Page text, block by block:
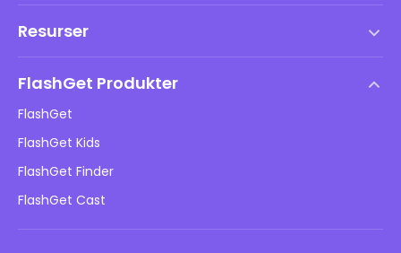
DMCA-policy
Integritetspolicy
Reklampolicyer
Sälj inte min information
Resurser
Barns onlinesäkerhet
Ladda ner
FlashGet Produkter
FlashGet
FlashGet Kids
FlashGet Finder
FlashGet Cast